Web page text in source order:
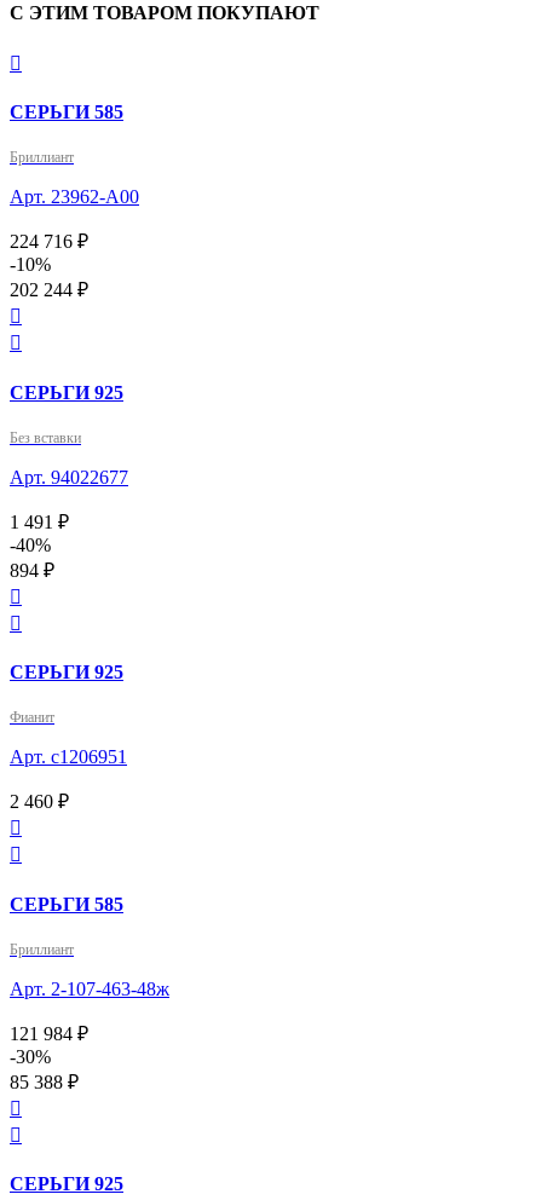
С ЭТИМ ТОВАРОМ ПОКУПАЮТ

СЕРЬГИ 585
Бриллиант
Арт. 23962-А00
224 716 ₽
-10%
202 244 ₽


СЕРЬГИ 925
Без вставки
Арт. 94022677
1 491 ₽
-40%
894 ₽


СЕРЬГИ 925
Фианит
Арт. с1206951
2 460 ₽


СЕРЬГИ 585
Бриллиант
Арт. 2-107-463-48ж
121 984 ₽
-30%
85 388 ₽


СЕРЬГИ 925